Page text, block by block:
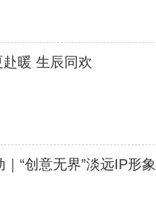
暖 生辰同欢
“创意无界”淡远IP形